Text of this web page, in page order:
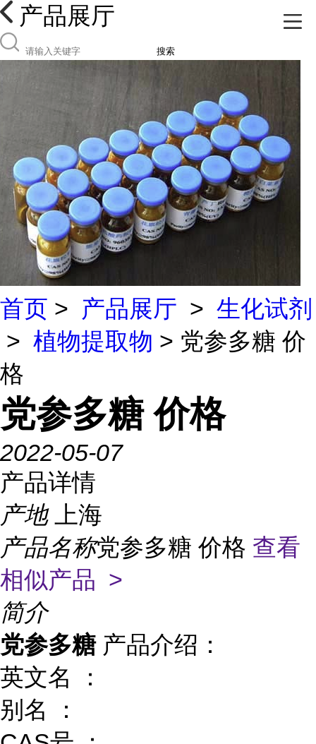
产品展厅
搜索
首页 > 产品展厅 > 生化试剂
> 植物提取物 > 党参多糖 价
格
党参多糖 价格
2022-05-07
产品详情
产地
上海
产品名称党参多糖 价格 查看
相似产品 >
简介
党参多糖 产品介绍：
英文名 ：
别名 ：